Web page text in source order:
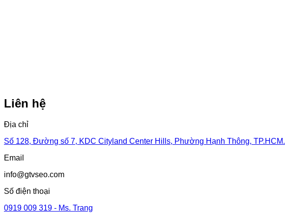
Liên hệ
Địa chỉ
Số 128, Đường số 7, KDC Cityland Center Hills, Phường Hạnh Thông, TP.HCM.
Email
info@gtvseo.com
Số điện thoại
0919 009 319 - Ms. Trang